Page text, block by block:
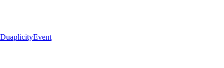
DuaplicityEvent